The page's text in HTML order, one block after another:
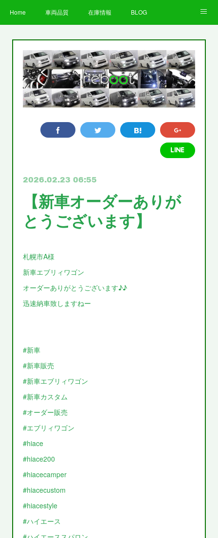
Home 車両品質 在庫情報 BLOG
お客様の声 STAFF 企業情報
プライバシーポリシー
2026.02.23 06:55
【新車オーダーありが
とうございます】
札幌市A様
新車エブリィワゴン
オーダーありがとうございます♪♪
迅速納車致しますねー
#新車
#新車販売
#新車エブリィワゴン
#新車カスタム
#オーダー販売
#エブリィワゴン
#hiace
#hiace200
#hiacecamper
#hiacecustom
#hiacestyle
#ハイエース